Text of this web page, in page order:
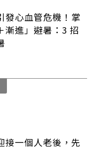
發心血管危機！掌
漸進」避暑：3 招
接一個人老後，先